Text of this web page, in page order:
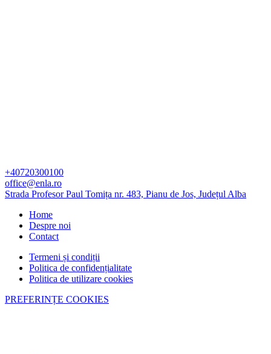
+40720300100
office@enla.ro
Strada Profesor Paul Tomița nr. 483, Pianu de Jos, Județul Alba
Home
Despre noi
Contact
Termeni și condiții
Politica de confidențialitate
Politica de utilizare cookies
PREFERINȚE COOKIES